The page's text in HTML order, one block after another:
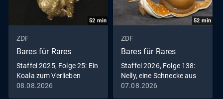
52 min
ZDF
Bares für Rares
Staffel 2025, Folge 25: Ein
Koala zum Verlieben
08.08.2026
52 min
ZDF
Bares für Rares
Staffel 2026, Folge 138:
Nelly, eine Schnecke aus
gutem Hause
07.08.2026